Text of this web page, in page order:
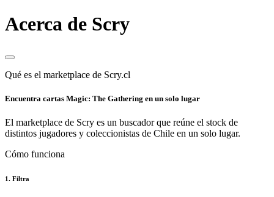
Acerca de Scry
Qué es el marketplace de Scry.cl
Encuentra cartas Magic: The Gathering en un solo lugar
El marketplace de Scry es un buscador que reúne el stock de
distintos jugadores y coleccionistas de Chile en un solo lugar.
Cómo funciona
1. Filtra